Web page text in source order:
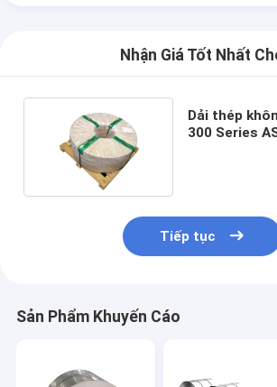
Nhận Giá Tốt Nhất
Dải thép
300 Series
Tiếp tục
Sản Phẩm Khuyến Cáo